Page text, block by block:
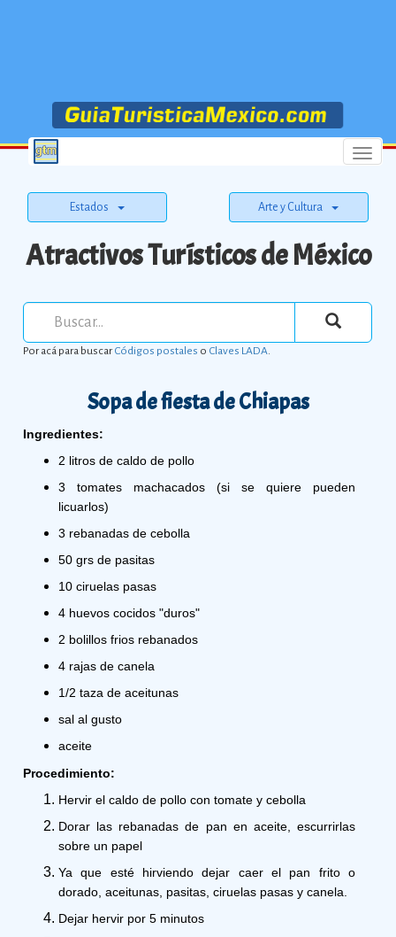
Menu
Estados Arte y Cultura
Atractivos Turísticos de México
Por acá para buscarCódigos postales o Claves LADA.
Sopa de fiesta de Chiapas
Ingredientes:
2 litros de caldo de pollo
3 tomates machacados (si se quiere pueden
licuarlos)
3 rebanadas de cebolla
50 grs de pasitas
10 ciruelas pasas
4 huevos cocidos "duros"
2 bolillos frios rebanados
4 rajas de canela
1/2 taza de aceitunas
sal al gusto
aceite
Procedimiento:
Hervir el caldo de pollo con tomate y cebolla
Dorar las rebanadas de pan en aceite, escurrirlas
sobre un papel
Ya que esté hirviendo dejar caer el pan frito o
dorado, aceitunas, pasitas, ciruelas pasas y canela.
Dejar hervir por 5 minutos